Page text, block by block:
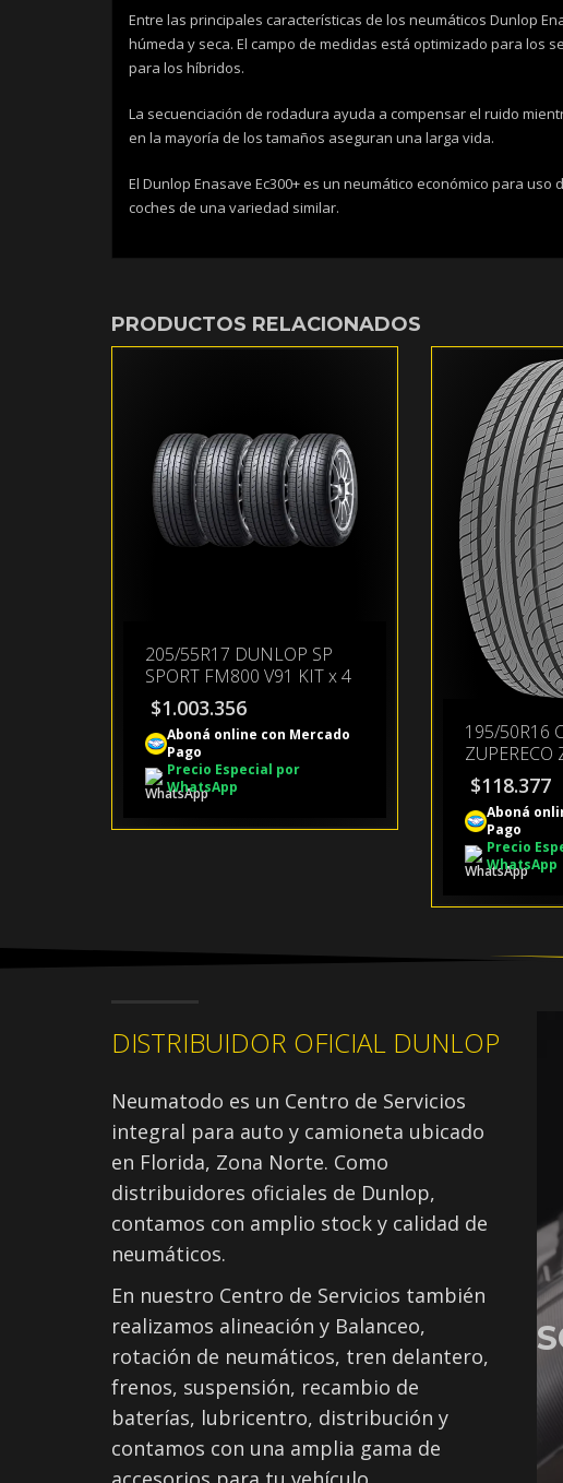
Entre las principales características de los neumáticos Dunlop
húmeda y seca. El campo de medidas está optimizado para los
para los híbridos.
La secuenciación de rodadura ayuda a compensar el ruido
en la mayoría de los tamaños aseguran una larga vida.
El Dunlop Enasave Ec300+ es un neumático económico para
coches de una variedad similar.
PRODUCTOS RELACIONADOS
205/55R17 DUNLOP SP
SPORT FM800 V91 KIT x 4
$1.003.356
Aboná online con Mercado
Pago
Precio Especial por
WhatsApp
195/50R16
ZUPERECO
$118.377
Aboná
Pago
Precio
WhatsApp
DISTRIBUIDOR OFICIAL DUNLOP
Neumatodo es un Centro de Servicios
integral para auto y camioneta ubicado
en Florida, Zona Norte. Como
distribuidores oficiales de Dunlop,
contamos con amplio stock y calidad de
neumáticos.
En nuestro Centro de Servicios también
realizamos alineación y Balanceo,
rotación de neumáticos, tren delantero,
frenos, suspensión, recambio de
baterías, lubricentro, distribución y
contamos con una amplia gama de